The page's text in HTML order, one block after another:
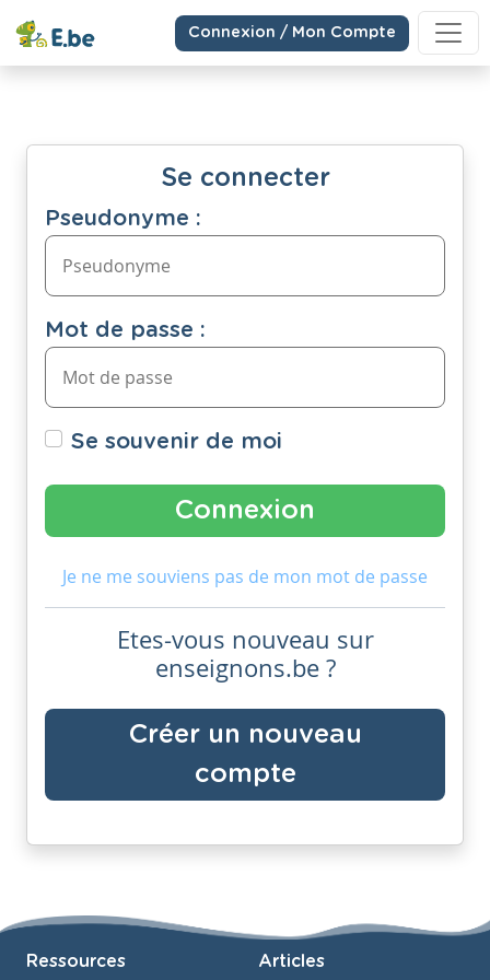
Connexion / Mon Compte
Se connecter
Pseudonyme :
Mot de passe :
Se souvenir de moi
Je ne me souviens pas de mon mot de passe
Etes-vous nouveau sur
enseignons.be ?
Créer un nouveau
compte
Ressources Articles